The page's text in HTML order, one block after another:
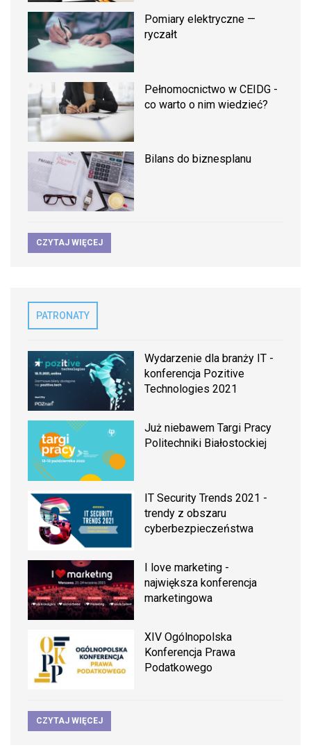
Pomiary elektryczne —
ryczałt
Pełnomocnictwo w CEIDG -
co warto o nim wiedzieć?
Bilans do biznesplanu
CZYTAJ WIĘCEJ
PATRONATY
Wydarzenie dla branży IT -
konferencja Pozitive
Technologies 2021
Już niebawem Targi Pracy
Politechniki Białostockiej
IT Security Trends 2021 -
trendy z obszaru
cyberbezpieczeństwa
I love marketing -
największa konferencja
marketingowa
XIV Ogólnopolska
Konferencja Prawa
Podatkowego
CZYTAJ WIĘCEJ